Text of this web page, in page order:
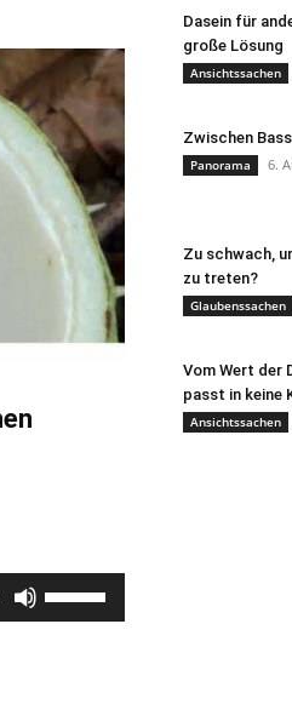
Hoch/Runter
Dasein für
große Lösung
Ansichtssachen
Zwischen
Panorama 6.
Zu schwach,
zu treten?
Glaubenssachen
Vom Wert der
passt in keine
Ansichtssachen